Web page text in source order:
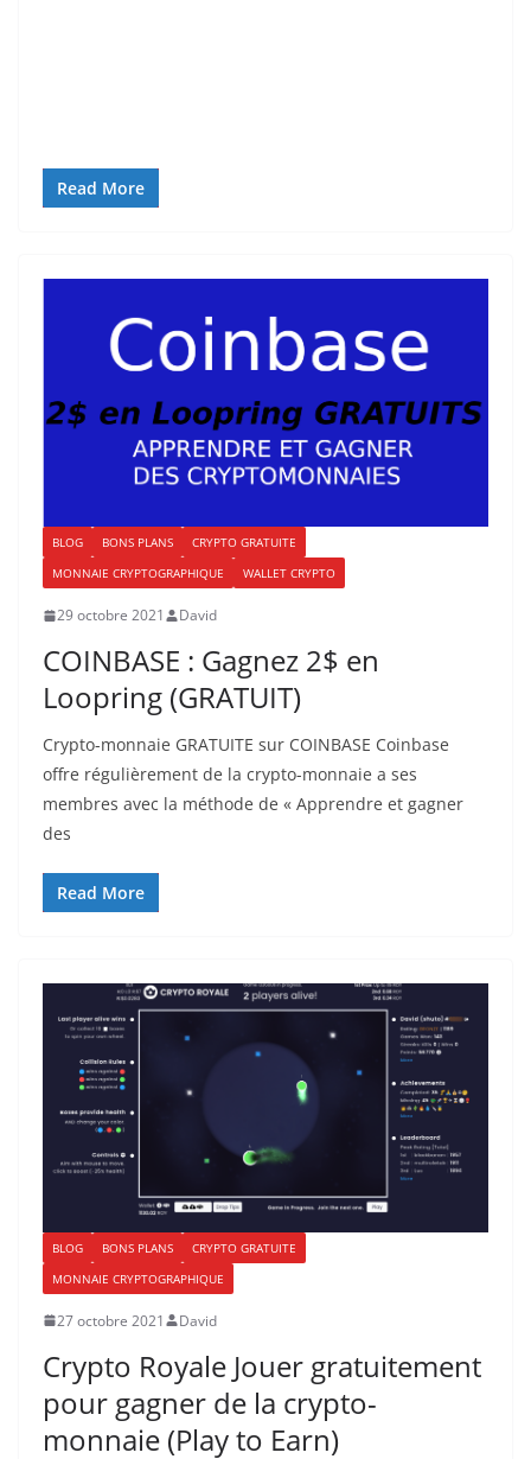
Read More
BLOG BONS PLANS
CRYPTO GRATUITE
MONNAIE CRYPTOGRAPHIQUE
WALLET CRYPTO
29 octobre 2021 David
COINBASE : Gagnez 2$ en
Loopring (GRATUIT)
Crypto-monnaie GRATUITE sur COINBASE Coinbase
offre régulièrement de la crypto-monnaie a ses
membres avec la méthode de « Apprendre et gagner
des
Read More
BLOG BONS PLANS
CRYPTO GRATUITE
MONNAIE CRYPTOGRAPHIQUE
27 octobre 2021 David
Crypto Royale Jouer gratuitement
pour gagner de la crypto-
monnaie (Play to Earn)